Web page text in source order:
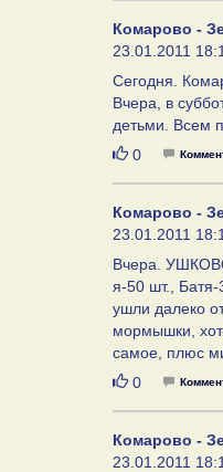
Комарово -
23.01.2011
Сегодня.
Вчера, в
детьми. Всем
Нравится
0
Комарово -
23.01.2011
Вчера.
я-50 шт.,
ушли далеко
мормышки,
самое, плюс
Нравится
0
Комарово -
23.01.2011